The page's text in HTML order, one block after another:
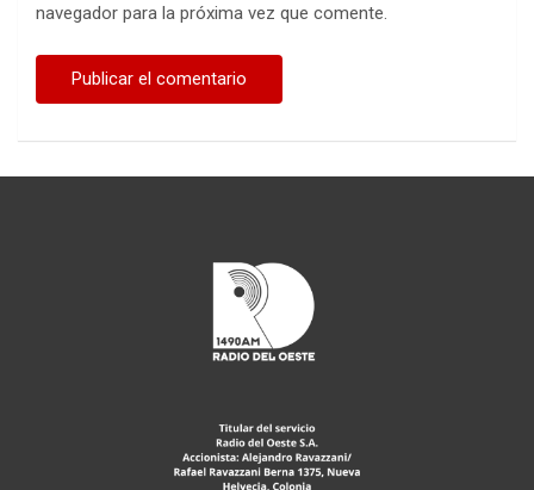
navegador para la próxima vez que comente.